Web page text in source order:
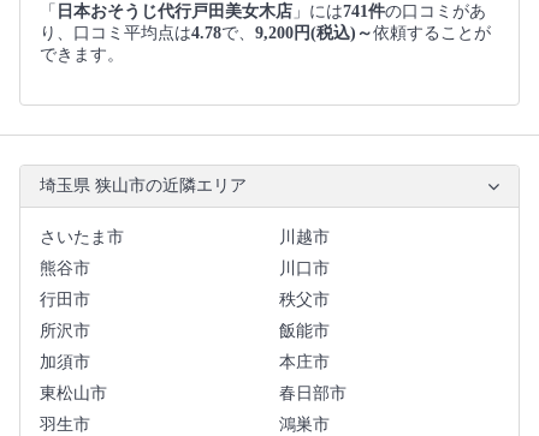
「 日本おそうじ代行戸田美女木店 」には741件の口コミがあ
り、口コミ平均点は4.78で、 9,200円(税込)～依頼することが
できます。
埼玉県 狭山市の近隣エリア
さいたま市
川越市
熊谷市
川口市
行田市
秩父市
所沢市
飯能市
加須市
本庄市
東松山市
春日部市
羽生市
鴻巣市